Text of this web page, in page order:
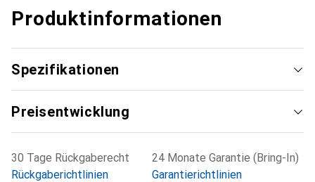
Produktinformationen
Spezifikationen
Preisentwicklung
30 Tage Rückgaberecht
Rückgaberichtlinien
24 Monate Garantie (Bring-In)
Garantierichtlinien